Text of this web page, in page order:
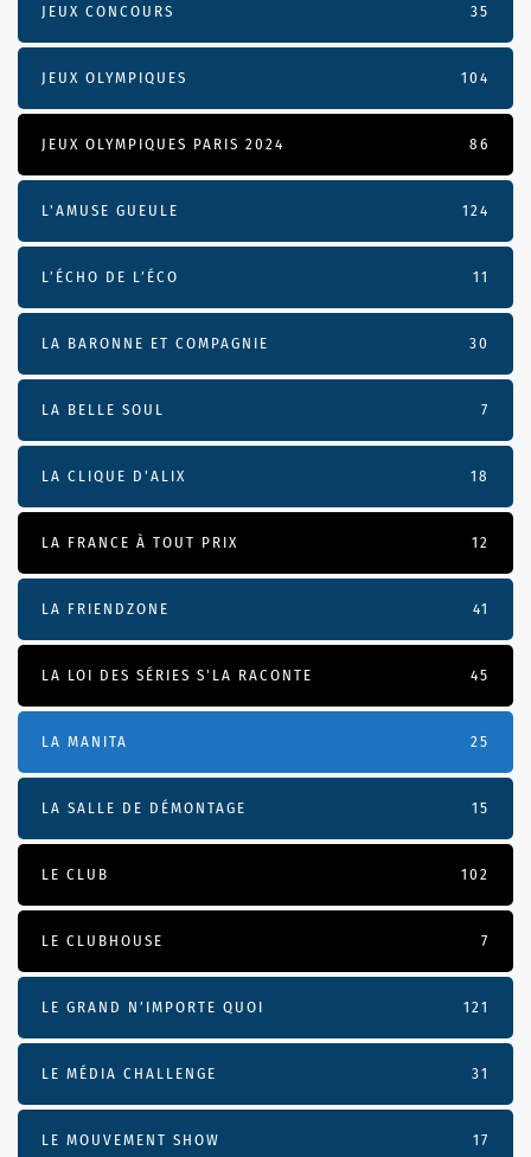
JEUX CONCOURS 35
JEUX OLYMPIQUES 104
JEUX OLYMPIQUES PARIS 2024 86
L'AMUSE GUEULE 124
L’ÉCHO DE L’ÉCO 11
LA BARONNE ET COMPAGNIE 30
LA BELLE SOUL 7
LA CLIQUE D'ALIX 18
LA FRANCE À TOUT PRIX 12
LA FRIENDZONE 41
LA LOI DES SÉRIES S'LA RACONTE 45
LA MANITA 25
LA SALLE DE DÉMONTAGE 15
LE CLUB 102
LE CLUBHOUSE 7
LE GRAND N’IMPORTE QUOI 121
LE MÉDIA CHALLENGE 31
LE MOUVEMENT SHOW 17